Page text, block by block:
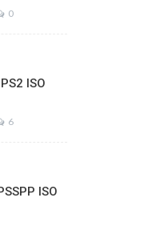
0
ISO
6
ISO